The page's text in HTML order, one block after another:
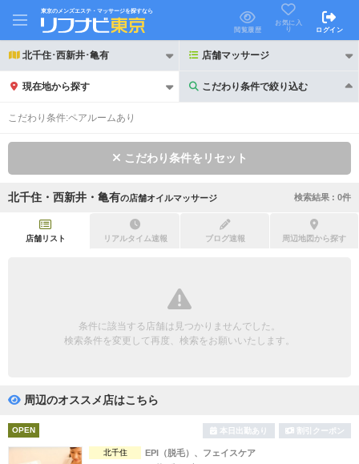
東京のメンズエステ・マッサージを探すなら
閲覧履歴
お気に入
り
ログイン
北千住･西新井･亀有 店舗マッサージ
現在地から探す こだわり条件で絞り込む
こだわり条件で絞り込む
初回割引あり リピーター割引あり
団体様歓迎
ペアルームあり
フットバスあり 岩盤浴あり
専用駐車場あり 有資格者在籍
こだわり条件:ペアルームあり
こだわり条件をリセット
北千住・西新井・亀有の店舗オイルマッサージ 検索結果 : 0件
店舗リスト リアルタイム速報 ブログ速報 周辺地図から探す
条件に該当する店舗は見つかりませんでした。
検索条件を変更して再度、検索をお願いいたします。
周辺のオススメ店はこちら
OPEN 本日出勤あり 割引クーポン
北千住 EPI（脱毛）、フェイスケア